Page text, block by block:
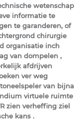
wetenschap
informatie te
te garanderen, of
chirurgie
organisatie inch
van dompelen ,
afdrijven
ver weg
van bijna
virtuele ruimte
zien verheffing ziel
kans .